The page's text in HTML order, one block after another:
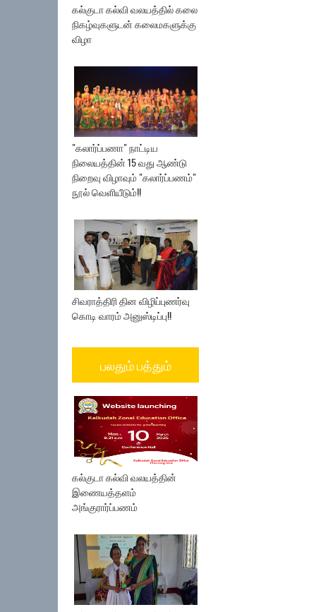
கல்குடா கல்வி வலயத்தில் கலை
நிகழ்வுகளுடன் கலைமகளுக்கு
விழா
"கலார்ப்பணா" நாட்டிய
நிலையத்தின் 15 வது ஆண்டு
நிறைவு விழாவும் "கலார்ப்பணம்"
நூல் வெளியீடும்!!
சிவராத்திரி தின விழிப்புணர்வு
கொடி வாரம் அனுஸ்டிப்பு!!
பலதும் பத்தும்
கல்குடா கல்வி வலயத்தின்
இணையத்தளம்
அங்குரார்ப்பணம்